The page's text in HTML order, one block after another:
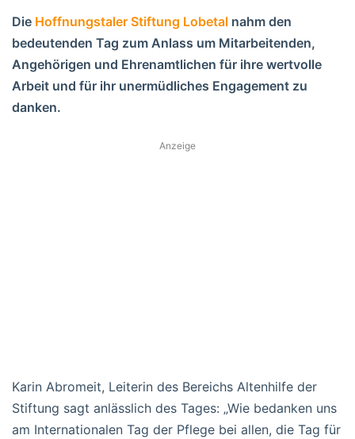
Die Hoffnungstaler Stiftung Lobetal nahm den
bedeutenden Tag zum Anlass um Mitarbeitenden,
Angehörigen und Ehrenamtlichen für ihre wertvolle
Arbeit und für ihr unermüdliches Engagement zu
danken.
Anzeige
Karin Abromeit, Leiterin des Bereichs Altenhilfe der
Stiftung sagt anlässlich des Tages: „Wie bedanken uns
am Internationalen Tag der Pflege bei allen, die Tag für